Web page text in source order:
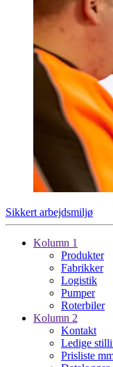
Sikkert arbejdsmiljø
Kolumn 1
Produkter
Fabrikker
Logistik
Pumper
Roterbiler
Kolumn 2
Kontakt
Ledige
Prisliste